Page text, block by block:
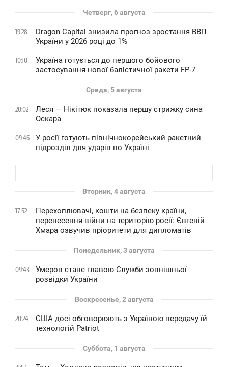
Четверг, 6 августа
19:28
Dragon Capital знизила прогноз зростання ВВП
України у 2026 році до 1%
10:10
Україна готується до першого бойового
застосування нової балістичної ракети FP-7
Среда, 5 августа
20:02
Леся — Нікітюк показала першу стрижку сина
Оскара
09:46
У росії готують північнокорейський ракетний
підрозділ для ударів по Україні
Вторник, 4 августа
17:52
Перехоплювачі, кошти на безпеку країни,
перенесення війни на територію росії: Євгеній
Хмара озвучив пріоритети для дипломатів
Понедельник, 3 августа
09:43
Умеров стане главою Служби зовнішньої
розвідки України
Воскресенье, 2 августа
20:24
США досі обговорюють з Україною передачу їй
технологій Patriot
Суббота, 1 августа